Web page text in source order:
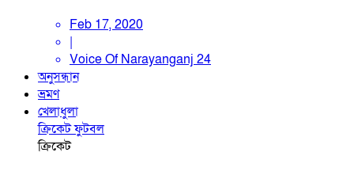
Feb 17, 2020
|
Voice Of Narayanganj 24
অনুসন্ধান
ভ্রমণ
খেলাধুলা
ক্রিকেটফুটবল
ক্রিকেট